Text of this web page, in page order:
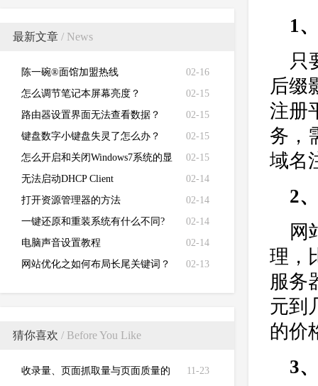
最新文章 / News
02-16
陈一碗®面馆加盟热线
02-15
怎么调节笔记本屏幕亮度？
02-15
路由器设置界面无法查看数据？
02-15
键盘数字小键盘失灵了怎么办？
02-15
怎么开启和关闭Windows7系统的显
卡硬件加速功能
02-14
无法启动DHCP Client
02-14
打开资源管理器的方法
02-14
一键还原和重装系统有什么不同?
02-14
电脑声音设置教程
02-13
网站优化之如何布局长尾关键词？
猜你喜欢 / Before You Like
11-23
收录量、页面抓取量与页面质量的
1
只
后缀
注册
务，
域名
2
网
理，
服务
元到
的价
3